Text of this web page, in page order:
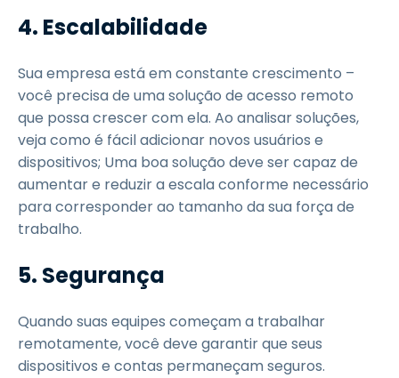
4. Escalabilidade
Sua empresa está em constante crescimento –
você precisa de uma solução de acesso remoto
que possa crescer com ela. Ao analisar soluções,
veja como é fácil adicionar novos usuários e
dispositivos; Uma boa solução deve ser capaz de
aumentar e reduzir a escala conforme necessário
para corresponder ao tamanho da sua força de
trabalho.
5. Segurança
Quando suas equipes começam a trabalhar
remotamente, você deve garantir que seus
dispositivos e contas permaneçam seguros.